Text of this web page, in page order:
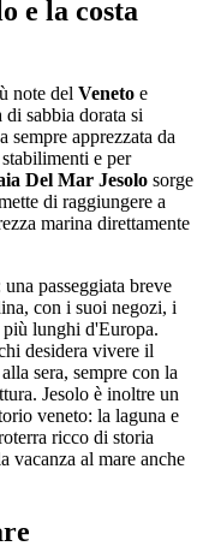
e la costa
note del Veneto e
sabbia dorata si
sempre apprezzata da
e per
Del Mar Jesolo sorge
di raggiungere a
marina direttamente
una passeggiata breve
con i suoi negozi, i
lunghi d'Europa.
desidera vivere il
sera, sempre con la
Jesolo è inoltre un
veneto: la laguna e
ricco di storia
vacanza al mare anche